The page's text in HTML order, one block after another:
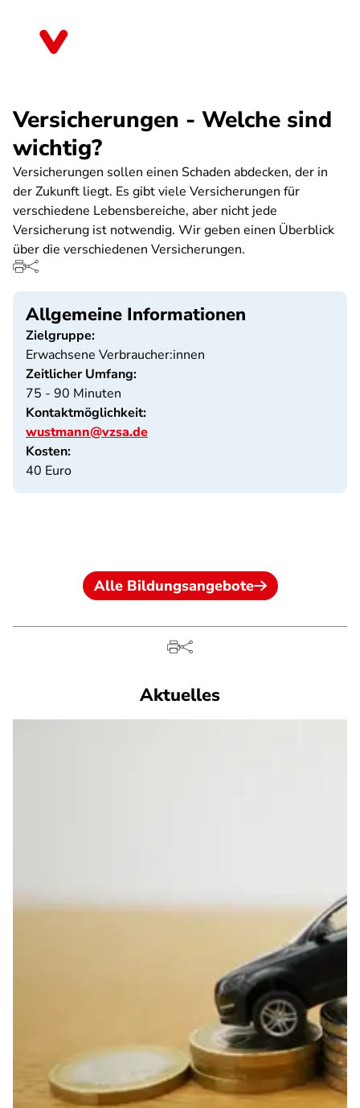
Versicherungen - Welche sind
wichtig?
Versicherungen sollen einen Schaden abdecken, der in
der Zukunft liegt. Es gibt viele Versicherungen für
verschiedene Lebensbereiche, aber nicht jede
Versicherung ist notwendig. Wir geben einen Überblick
über die verschiedenen Versicherungen.
Allgemeine Informationen
Zielgruppe:
Erwachsene Verbraucher:innen
Zeitlicher Umfang:
75 - 90 Minuten
Kontaktmöglichkeit:
wustmann@vzsa.de
Kosten:
40 Euro
Alle Bildungsangebote
Aktuelles